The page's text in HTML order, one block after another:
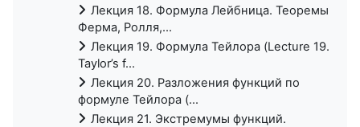
Лекция 18. Формула Лейбница. Теоремы
Ферма, Ролля,...
Лекция 19. Формула Тейлора (Lecture 19.
Taylor’s f...
Лекция 20. Разложения функций по
формуле Тейлора (...
Лекция 21. Экстремумы функций.